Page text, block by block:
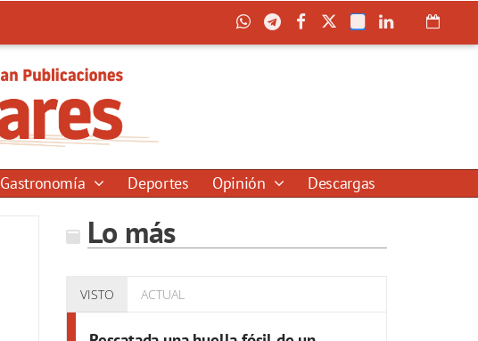
Gastronomía Deportes Opinión Descargas
Lo más
VISTO ACTUAL